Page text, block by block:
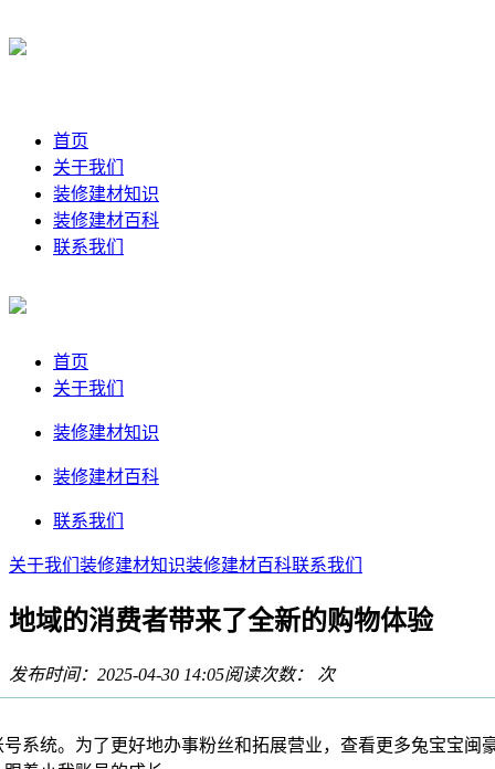
首页
关于我们
装修建材知识
装修建材百科
联系我们
首页
关于我们
装修建材知识
装修建材百科
联系我们
关于我们 装修建材知识装修建材百科联系我们
地域的消费者带来了全新的购物体验
发布时间：2025-04-30 14:05阅读次数： 次
统。为了更好地办事粉丝和拓展营业，查看更多兔宝宝闽